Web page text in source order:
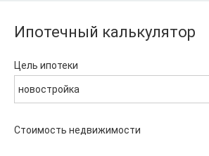
Ипотечный калькулятор
Цель ипотеки
новостройка
Стоимость недвижимости